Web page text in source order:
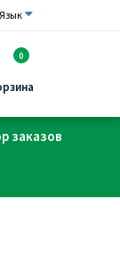
Язык
0
заказов